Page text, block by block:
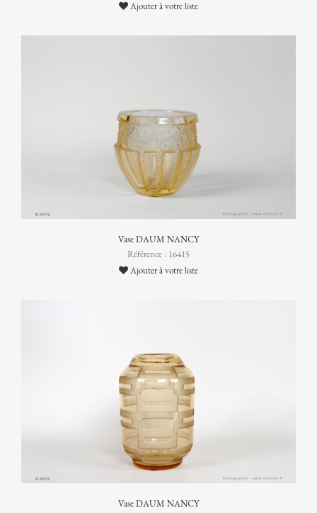
Ajouter à votre liste
Vase DAUM NANCY
Référence : 16415
Ajouter à votre liste
Vase DAUM NANCY